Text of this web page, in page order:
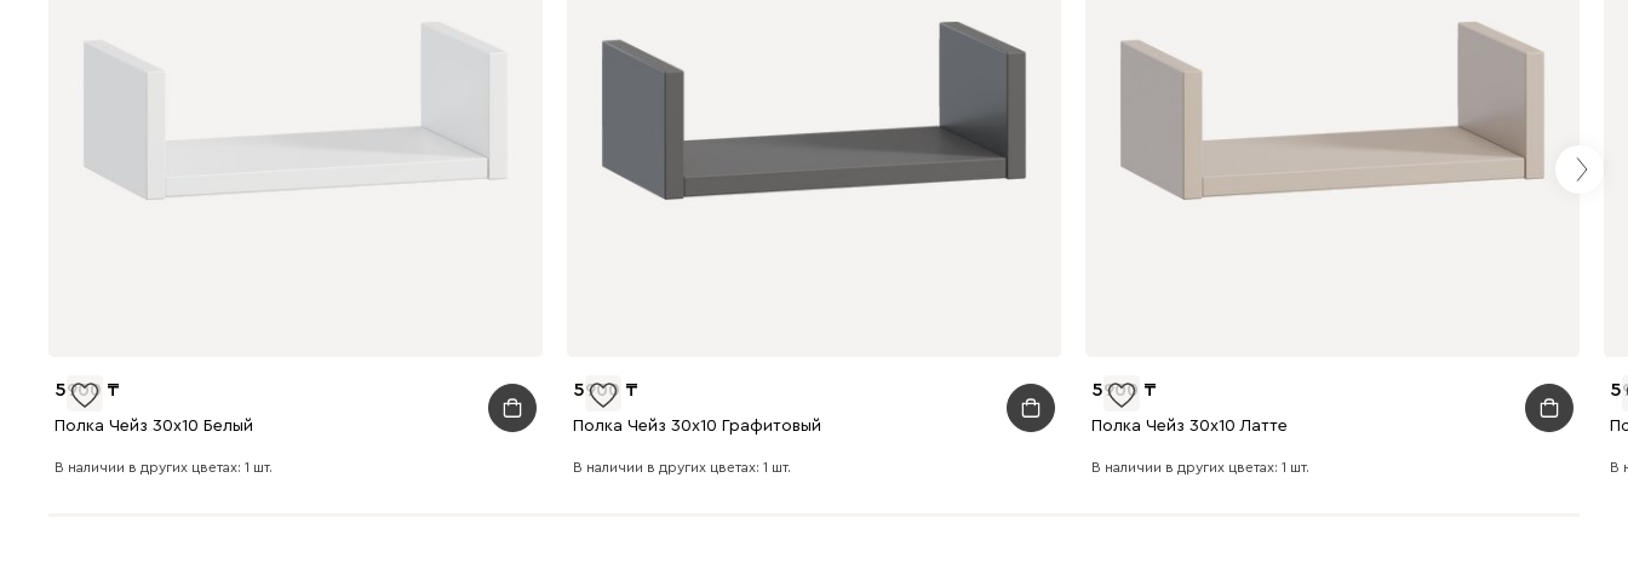
5900
Полка Чейз 30x10 Белый
В наличии в других цветах: 1 шт.
5900
Полка Чейз 30x10 Графитовый
В наличии в других цветах: 1 шт.
5900
Полка Чейз 30x10 Латте
В наличии в других цветах: 1 шт. В